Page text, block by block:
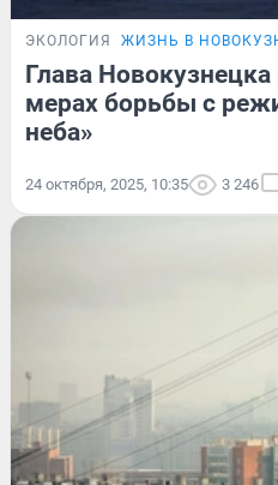
ЭКОЛОГИЯ ЖИЗНЬ В
Глава Новокузнецка
мерах борьбы с
неба»
24 октября, 2025, 10:35 3 246